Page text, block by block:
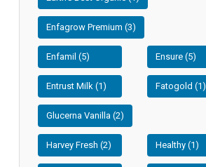
Enfagrow Premium (3)
Enfamil (5) Ensure (5)
Entrust Milk (1) Fatogold (1)
Glucerna Vanilla (2)
Harvey Fresh (2) Healthy (1)